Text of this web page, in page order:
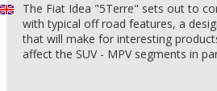
The Fiat Idea "5Terre" sets out to
with typical off road features, a
that will make for interesting
affect the SUV - MPV segments in